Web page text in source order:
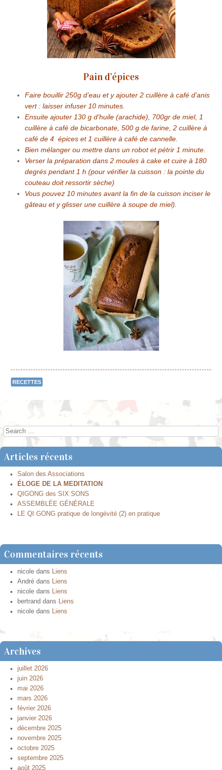
Pain d’épices
Faire bouillir 250g d’eau et y ajouter 2 cuillère à café d’anis
vert : laisser infuser 10 minutes.
Ensuite ajouter 130 g d’huile (arachide), 700gr de miel, 1
cuillère à café de bicarbonate, 500 g de farine, 2 cuillère à
café de 4 épices et 1 cuillère à café de cannelle.
Bien mélanger ou mettre dans un robot et pétrir 1 minute.
Verser la préparation dans 2 moules à cake et cuire à 180
degrés pendant 1 h (pour vérifier la cuisson : la pointe du
couteau doit ressortir sèche)
Vous pouvez 10 minutes avant la fin de la cuisson inciser le
gâteau et y glisser une cuillère à soupe de miel).
RECETTES
Post navigation
Search
Articles récents
Salon des Associations
ÉLOGE DE LA MEDITATION
QIGONG des SIX SONS
ASSEMBLÉE GÉNÉRALE
LE QI GONG pratique de longévité (2) en pratique
Commentaires récents
nicole dans
Liens
André dans
Liens
nicole dans
Liens
bertrand dans
Liens
nicole dans Liens
Archives
juillet 2026
juin 2026
mai 2026
mars 2026
février 2026
janvier 2026
décembre 2025
novembre 2025
octobre 2025
septembre 2025
août 2025